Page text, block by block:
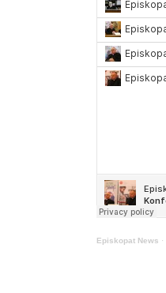
Episkopat News ·